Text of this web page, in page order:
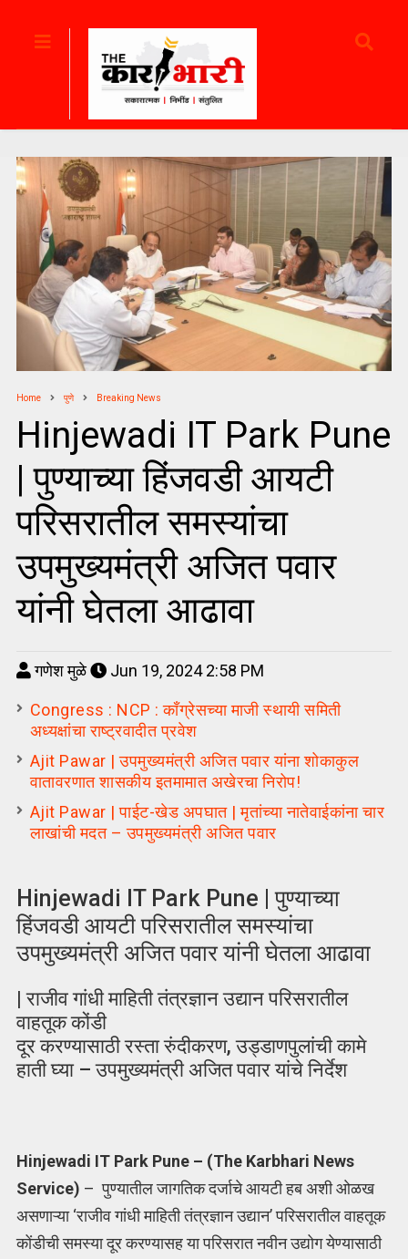
Home पुणे Breaking News
Hinjewadi IT Park Pune
| पुण्याच्या हिंजवडी आयटी
परिसरातील समस्यांचा
उपमुख्यमंत्री अजित पवार
यांनी घेतला आढावा
गणेश मुळे Jun 19, 2024 2:58 PM
Congress : NCP : कॉंग्रेसच्या माजी स्थायी समिती
अध्यक्षांचा राष्ट्रवादीत प्रवेश
Ajit Pawar | उपमुख्यमंत्री अजित पवार यांना शोकाकुल
वातावरणात शासकीय इतमामात अखेरचा निरोप!
Ajit Pawar | पाईट-खेड अपघात | मृतांच्या नातेवाईकांना चार
लाखांची मदत – उपमुख्यमंत्री अजित पवार
Hinjewadi IT Park Pune | पुण्याच्या
हिंजवडी आयटी परिसरातील समस्यांचा
उपमुख्यमंत्री अजित पवार यांनी घेतला आढावा
| राजीव गांधी माहिती तंत्रज्ञान उद्यान परिसरातील
वाहतूक कोंडी
दूर करण्यासाठी रस्ता रुंदीकरण, उड्डाणपुलांची कामे
हाती घ्या – उपमुख्यमंत्री अजित पवार यांचे निर्देश
Hinjewadi IT Park Pune – (The Karbhari News
Service) – पुण्यातील जागतिक दर्जाचे आयटी हब अशी ओळख
असणाऱ्या ‘राजीव गांधी माहिती तंत्रज्ञान उद्यान’ परिसरातील वाहतूक
कोंडीची समस्या दूर करण्यासह या परिसरात नवीन उद्योग येण्यासाठी